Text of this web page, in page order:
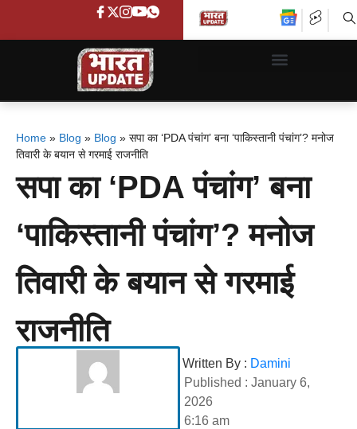
Home » Blog » Blog » सपा का ‘PDA पंचांग’ बना ‘पाकिस्तानी पंचांग’? मनोज
तिवारी के बयान से गरमाई राजनीति
सपा का ‘PDA पंचांग’ बना
‘पाकिस्तानी पंचांग’? मनोज
तिवारी के बयान से गरमाई
राजनीति
Written By : Damini
Published : January 6,
2026
6:16 am